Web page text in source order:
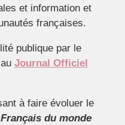
et information et
françaises.
publique par le
Journal Officiel
à faire évoluer le
Français du monde